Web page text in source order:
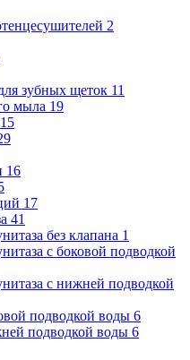
2
зубных щеток 11
мыла 19
15
16
17
41
без клапана 1
с боковой подводкой
с нижней подводкой
подводкой воды 6
подводкой воды 6